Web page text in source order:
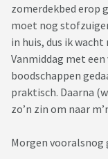
zomerdekbed erop
moet nog
in huis, dus ik wacht
Vanmiddag met
boodschappen
praktisch. Daarna
zo’n zin om naar
Morgen vooralsnog